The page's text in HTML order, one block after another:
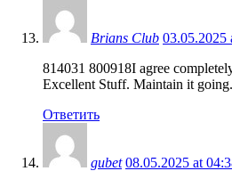
Brians Club 03.05.2025
814031 800918I agree
Excellent Stuff. Maintain it
Ответить
gubet 08.05.2025 at